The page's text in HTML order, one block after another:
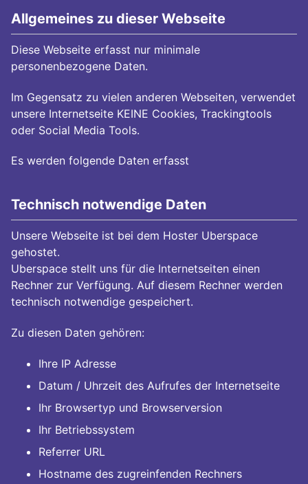
Allgemeines zu dieser Webseite
Diese Webseite erfasst nur minimale
personenbezogene Daten.
Im Gegensatz zu vielen anderen Webseiten, verwendet
unsere Internetseite KEINE Cookies, Trackingtools
oder Social Media Tools.
Es werden folgende Daten erfasst
Technisch notwendige Daten
Unsere Webseite ist bei dem Hoster Uberspace
gehostet.
Uberspace stellt uns für die Internetseiten einen
Rechner zur Verfügung. Auf diesem Rechner werden
technisch notwendige gespeichert.
Zu diesen Daten gehören:
Ihre IP Adresse
Datum / Uhrzeit des Aufrufes der Internetseite
Ihr Browsertyp und Browserversion
Ihr Betriebssystem
Referrer URL
Hostname des zugreinfenden Rechners